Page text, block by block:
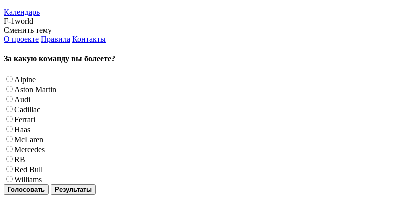
Календарь
F-1world
Сменить тему
О проекте Правила Контакты
За какую команду вы болеете?
Alpine
Aston Martin
Audi
Cadillac
Ferrari
Haas
McLaren
Mercedes
RB
Red Bull
Williams
Голосовать Результаты